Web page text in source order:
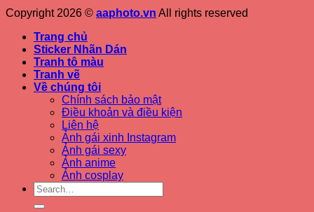
Copyright 2026 © aaphoto.vn All rights reserved
Trang chủ
Sticker Nhãn Dán
Tranh tô màu
Tranh vẽ
Về chúng tôi
Chính sách bảo mật
Điều khoản và điều kiện
Liên hệ
Ảnh gái xinh Instagram
Ảnh gái sexy
Ảnh anime
Ảnh cosplay